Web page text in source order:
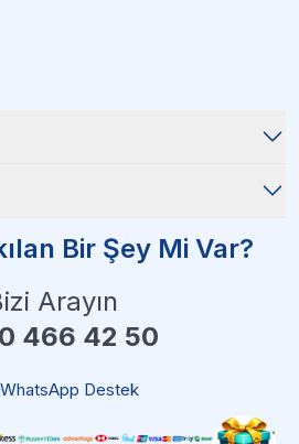
Bir Şey Mi Var?
Arayın
466 42 50
WhatsApp Destek